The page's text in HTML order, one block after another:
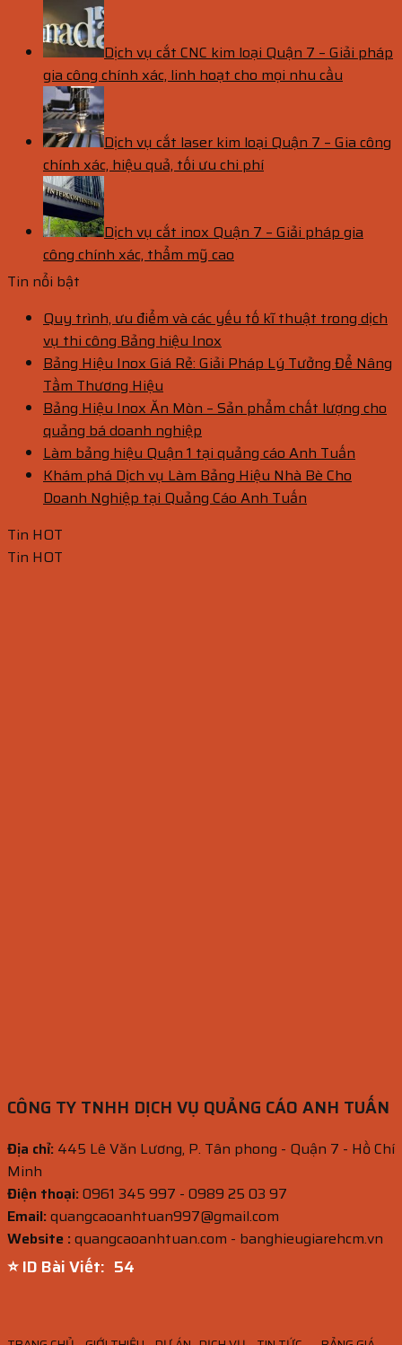
Dịch vụ cắt CNC kim loại Quận 7 – Giải pháp
gia công chính xác, linh hoạt cho mọi nhu cầu
Dịch vụ cắt laser kim loại Quận 7 – Gia công
chính xác, hiệu quả, tối ưu chi phí
Dịch vụ cắt inox Quận 7 – Giải pháp gia
công chính xác, thẩm mỹ cao
Tin nổi bật
Quy trình, ưu điểm và các yếu tố kĩ thuật trong dịch
vụ thi công Bảng hiệu Inox
Bảng Hiệu Inox Giá Rẻ: Giải Pháp Lý Tưởng Để Nâng
Tầm Thương Hiệu
Bảng Hiệu Inox Ăn Mòn – Sản phẩm chất lượng cho
quảng bá doanh nghiệp
Làm bảng hiệu Quận 1 tại quảng cáo Anh Tuấn
Khám phá Dịch vụ Làm Bảng Hiệu Nhà Bè Cho
Doanh Nghiệp tại Quảng Cáo Anh Tuấn
Tin HOT
Tin HOT
CÔNG TY TNHH DỊCH VỤ QUẢNG CÁO ANH TUẤN
Địa chỉ: 445 Lê Văn Lương, P. Tân phong - Quận 7 - Hồ Chí
Minh
Điện thoại:0961 345 997 - 0989 25 03 97
Email:quangcaoanhtuan997@gmail.com
Website :quangcaoanhtuan.com - banghieugiarehcm.vn
⭐ ID Bài Viết: 53